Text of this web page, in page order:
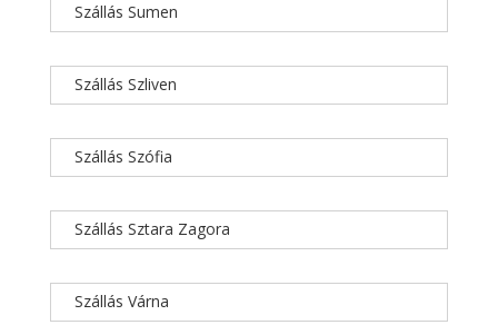
Szállás Sumen
Szállás Szliven
Szállás Szófia
Szállás Sztara Zagora
Szállás Várna